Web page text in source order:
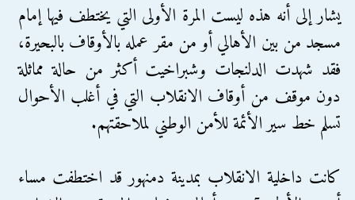
يشار إلى أنه هذه ليست المرة الأولى التي يختطف فيها إمام
مسجد من بين الأهالي أو من مقر عمله بالأوقاف بالبحيرة،
فقد شهدت الدلنجات وشبراخيت أكثر من حالة مماثلة
دون موقف من أوقاف الانقلاب التي في أغلب الأحوال
تسلم خط سير الأئمة للأمن الوطني لملاحقتهم.
كانت داخلية الانقلاب بمدينة دمنهور قد اختطفت مساء